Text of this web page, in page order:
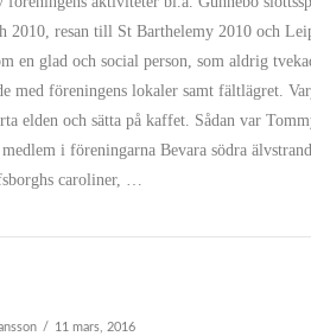
2010, resan till St Barthelemy 2010 och
en glad och social person, som aldrig
med föreningens lokaler samt fältlägret.
elden och sätta på kaffet. Sådan var
i föreningarna Bevara södra
caroliner, …
11 mars, 2016